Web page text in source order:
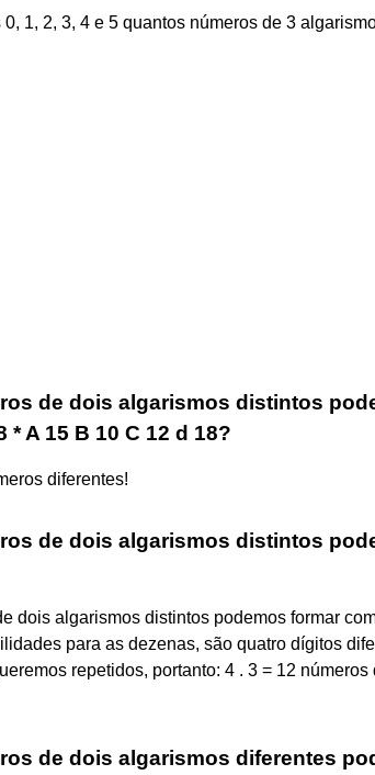
1, 2, 3, 4 e 5 quantos números de 3
de dois algarismos distintos
* A 15 B 10 C 12 d 18?
diferentes!
de dois algarismos distintos
dois algarismos distintos podemos formar
para as dezenas, são quatro dígitos
repetidos, portanto: 4 . 3 = 12
de dois algarismos diferentes